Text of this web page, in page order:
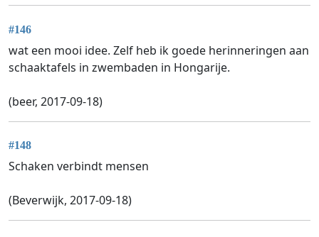
#146
wat een mooi idee. Zelf heb ik goede herinneringen aan
schaaktafels in zwembaden in Hongarije.
(beer, 2017-09-18)
#148
Schaken verbindt mensen
(Beverwijk, 2017-09-18)